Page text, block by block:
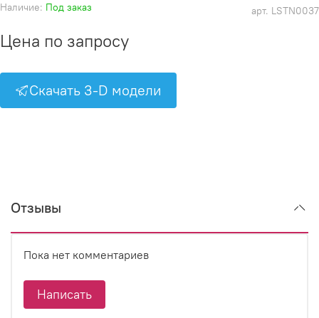
арт. LSTN0037
Наличие: Под заказ
Цена по запросу
Скачать 3-D модели
Отзывы
Пока нет комментариев
Написать